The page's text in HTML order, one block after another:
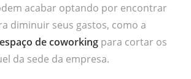
acabar optando por encontrar
diminuir seus gastos, como a
espaço de coworking para cortar os
da sede da empresa.